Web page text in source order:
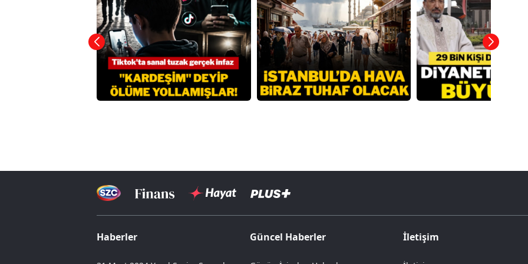
Haberler Güncel Haberler İletişim